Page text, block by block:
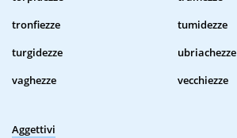
tronfiezze
tumidezze
turgidezze
ubriachezze
vaghezze
vecchiezze
Aggettivi